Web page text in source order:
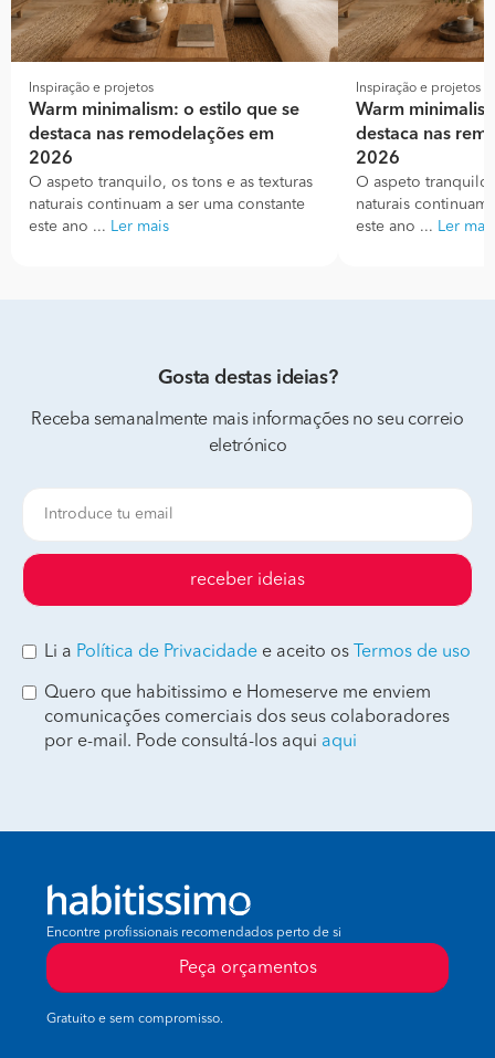
Inspiração e projetos
Warm minimalism: o estilo que se
destaca nas remodelações em
2026
O aspeto tranquilo, os tons e as texturas
naturais continuam a ser uma constante
este ano ... Ler mais
Inspiração e projetos
Warm
destaca nas
2026
O aspeto
naturais continuam
este ano ... Ler mais
Gosta destas ideias?
Receba semanalmente mais informações no seu correio
eletrónico
receber ideias
Li a Política de Privacidade e aceito os Termos de uso
Quero que habitissimo e Homeserve me enviem
comunicações comerciais dos seus colaboradores
por e-mail. Pode consultá-los aqui aqui
Encontre profissionais recomendados perto de si
Peça orçamentos
Gratuito e sem compromisso.